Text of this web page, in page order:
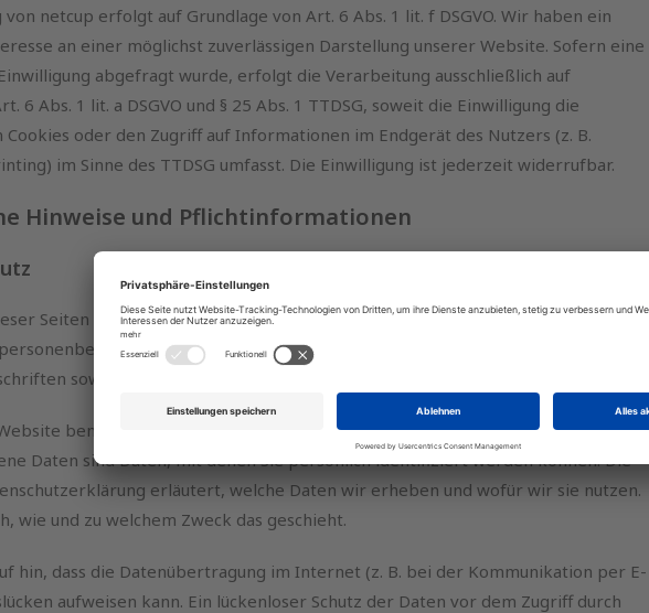
von netcup erfolgt auf Grundlage von Art. 6 Abs. 1 lit. f DSGVO. Wir haben ein
an einer möglichst zuverlässigen Darstellung unserer Website. Sofern eine
abgefragt wurde, erfolgt die Verarbeitung ausschließlich auf
6 Abs. 1 lit. a DSGVO und § 25 Abs. 1 TTDSG, soweit die Einwilligung die
Cookies oder den Zugriff auf Informationen im Endgerät des Nutzers (z. B.
im Sinne des TTDSG umfasst. Die Einwilligung ist jederzeit widerrufbar.
Hinweise und Pflichtinformationen
Seiten nehmen den Schutz Ihrer persönlichen Daten sehr ernst. Wir
Daten vertraulich und entsprechend den gesetzlichen
sowie dieser Datenschutzerklärung.
benutzen, werden verschiedene personenbezogene Daten erhoben.
Daten sind Daten, mit denen Sie persönlich identifiziert werden können. Die
erläutert, welche Daten wir erheben und wofür wir sie nutzen.
wie und zu welchem Zweck das geschieht.
hin, dass die Datenübertragung im Internet (z. B. bei der Kommunikation per E-
aufweisen kann. Ein lückenloser Schutz der Daten vor dem Zugriff durch